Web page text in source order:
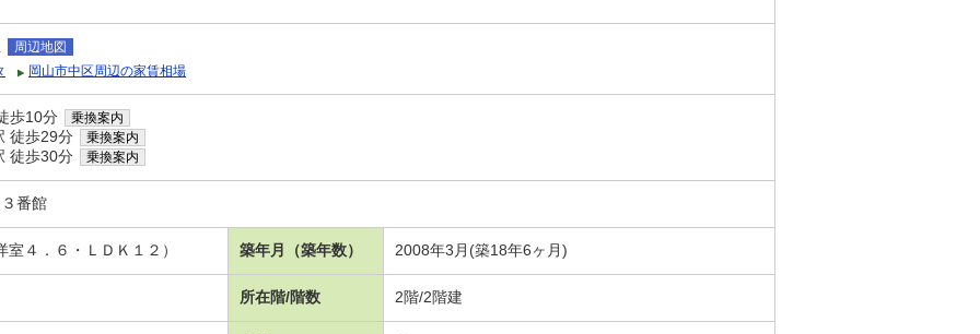
周辺地図
岡山市中区周辺の家賃相場
歩10分 乗換案内
徒歩29分 乗換案内
徒歩30分 乗換案内
番館
４．６・ＬＤＫ１２） 築年月（築年数） 2008年3月(築18年6ヶ月)
所在階/階数 2階/2階建